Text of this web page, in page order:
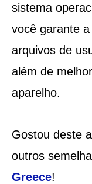
sistema
você garante
arquivos de
além de
aparelho.
Gostou deste
outros
Greece!